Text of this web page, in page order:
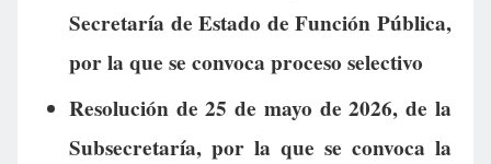
Secretaría de Estado de Función Pública,
por la que se convoca proceso selectivo
Resolución de 25 de mayo de 2026, de la
Subsecretaría, por la que se convoca la